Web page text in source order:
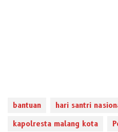
bantuan
hari santri
kapolresta malang kota